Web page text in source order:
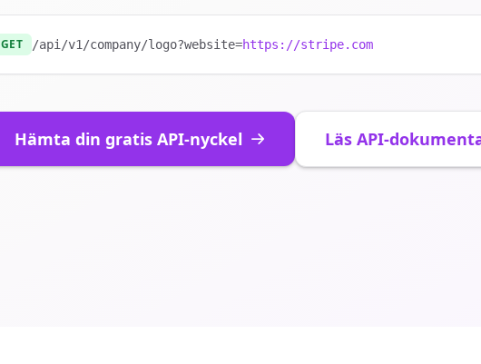
GET /api/v1/company/logo?website=https://stripe.com
Hämta din gratis API-nyckel Läs API-